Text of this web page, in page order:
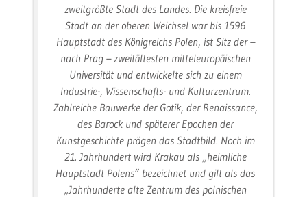
zweitgrößte Stadt des Landes. Die kreisfreie
Stadt an der oberen Weichsel war bis 1596
Hauptstadt des Königreichs Polen, ist Sitz der –
nach Prag – zweitältesten mitteleuropäischen
Universität und entwickelte sich zu einem
Industrie-, Wissenschafts- und Kulturzentrum.
Zahlreiche Bauwerke der Gotik, der Renaissance,
des Barock und späterer Epochen der
Kunstgeschichte prägen das Stadtbild. Noch im
21. Jahrhundert wird Krakau als „heimliche
Hauptstadt Polens“ bezeichnet und gilt als das
„Jahrhunderte alte Zentrum des polnischen